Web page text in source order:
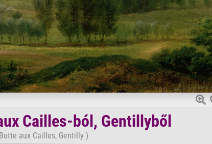
Cailles-ból, Gentillyből
aux Cailles, Gentilly )